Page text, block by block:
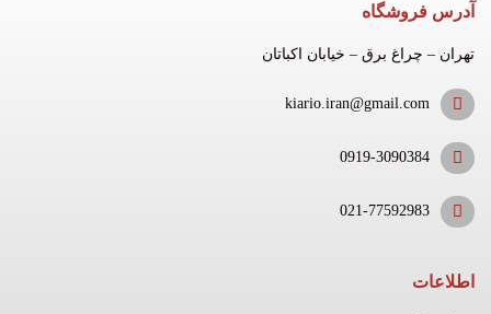
آدرس فروشگاه
تهران – چراغ برق – خیابان اکباتان
kiario.iran@gmail.com
0919-3090384
021-77592983
اطلاعات